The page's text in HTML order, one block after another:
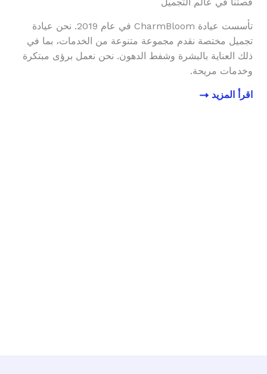
تأسست عيادة CharmBloom في عام 2019. نحن عيادة
تجميل مختصة نقدم مجموعة متنوعة من الخدمات، بما في
ذلك العناية بالبشرة وشفط الدهون. نحن نعمل برؤى مبتكرة
وخدمات مريحة.
اقرأ المزيد